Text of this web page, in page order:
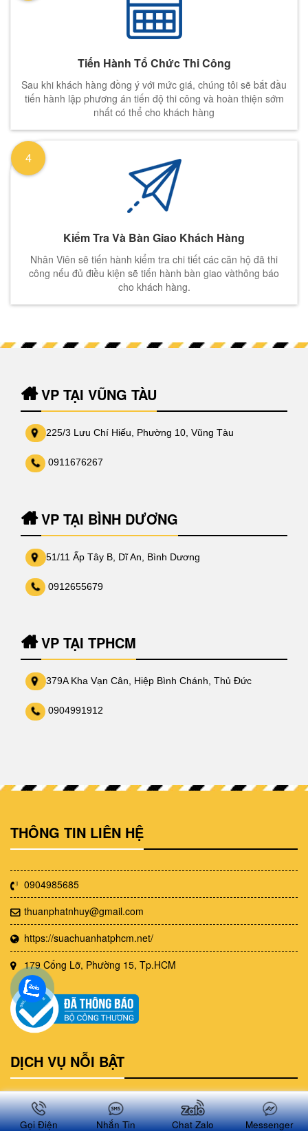
Tiến Hành Tổ Chức Thi Công
Sau khi khách hàng đồng ý với mức giá, chúng tôi sẽ bắt đầu
tiến hành lập phương án tiến độ thi công và hoàn thiện sớm
nhất có thể cho khách hàng
Kiểm Tra Và Bàn Giao Khách Hàng
Nhân Viên sẽ tiến hành kiểm tra chi tiết các căn hộ đã thi
công nếu đủ điều kiện sẽ tiến hành bàn giao vàthông báo
cho khách hàng.
4
VP TẠI VŨNG TÀU
225/3 Lưu Chí Hiếu, Phường 10, Vũng Tàu
0911676267
VP TẠI BÌNH DƯƠNG
51/11 Ấp Tây B, Dĩ An, Bình Dương
0912655679
VP TẠI TPHCM
379A Kha Vạn Cân, Hiệp Bình Chánh, Thủ Đức
0904991912
THÔNG TIN LIÊN HỆ
0904985685
thuanphatnhuy@gmail.com
https://suachuanhatphcm.net/
179 Cống Lỡ, Phường 15, Tp.HCM
DỊCH VỤ NỖI BẬT
Dịch vụ sửa nhà
Gọi Điện Nhắn Tin Chat Zalo Messenger